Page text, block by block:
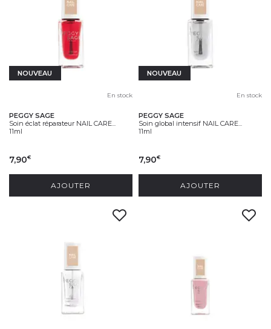
NOUVEAU
En stock
PEGGY SAGE
Soin éclat réparateur NAIL CARE...
11ml
7,90€
AJOUTER
NOUVEAU
En stock
PEGGY SAGE
Soin global intensif NAIL CARE...
11ml
7,90€
AJOUTER